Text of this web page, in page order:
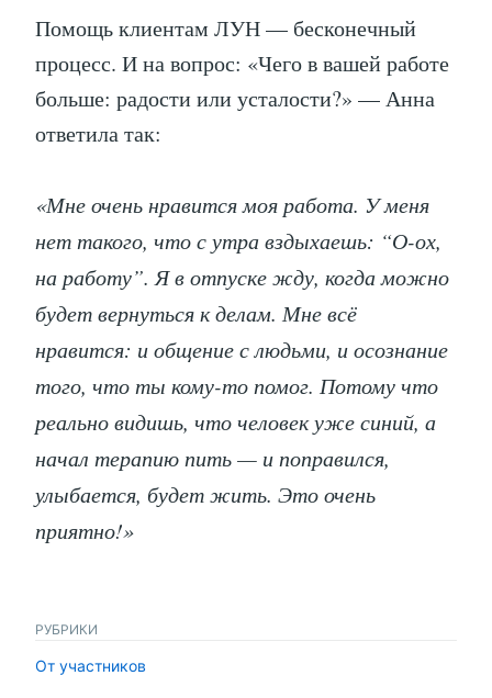
Помощь клиентам ЛУН — бесконечный
процесс. И на вопрос: «Чего в вашей работе
больше: радости или усталости?» — Анна
ответила так:
«Мне очень нравится моя работа. У меня
нет такого, что с утра вздыхаешь: “О-ох,
на работу”. Я в отпуске жду, когда можно
будет вернуться к делам. Мне всё
нравится: и общение с людьми, и осознание
того, что ты кому-то помог. Потому что
реально видишь, что человек уже синий, а
начал терапию пить — и поправился,
улыбается, будет жить. Это очень
приятно!»
РУБРИКИ
От участников